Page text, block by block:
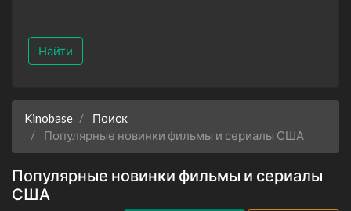
Найти
Kinobase
Поиск
Популярные новинки фильмы и сериалы США
Популярные новинки фильмы и сериалы
США